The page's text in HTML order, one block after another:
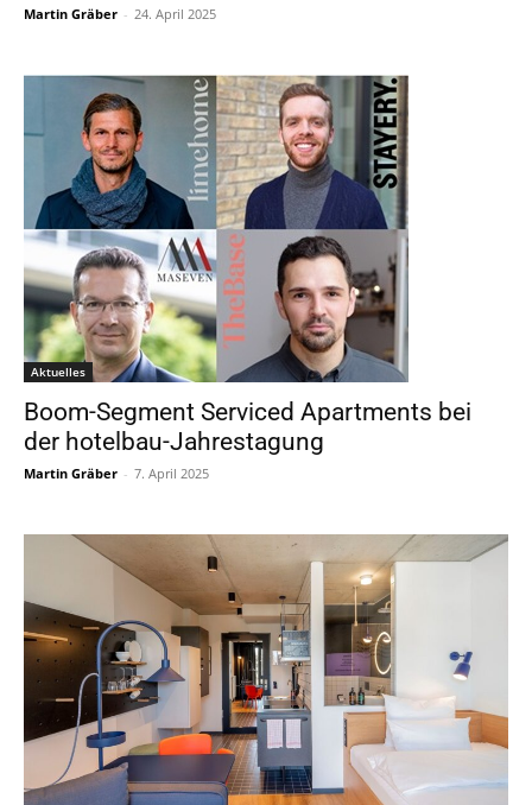
Martin Gräber - 24. April 2025
Aktuelles
Boom-Segment Serviced Apartments bei
der hotelbau-Jahrestagung
Martin Gräber - 7. April 2025